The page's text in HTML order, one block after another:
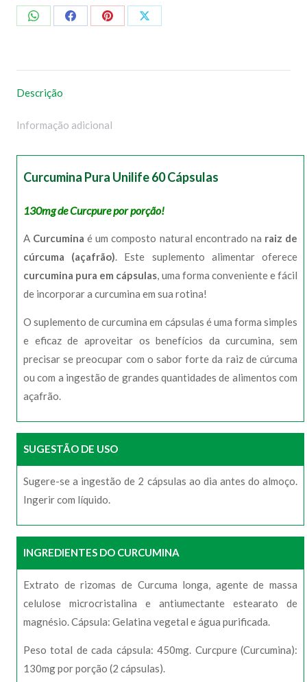
CompartilharCompartilharCompartilharCompartilhar
Descrição
Informação adicional
Curcumina Pura Unilife 60 Cápsulas
130mg de Curcpure por porção!
A Curcumina é um composto natural encontrado na raiz de
cúrcuma (açafrão). Este suplemento alimentar oferece
curcumina pura em cápsulas, uma forma conveniente e fácil
de incorporar a curcumina em sua rotina!
O suplemento de curcumina em cápsulas é uma forma simples
e eficaz de aproveitar os benefícios da curcumina, sem
precisar se preocupar com o sabor forte da raiz de cúrcuma
ou com a ingestão de grandes quantidades de alimentos com
açafrão.
SUGESTÃO DE USO
Sugere-se a ingestão de 2 cápsulas ao dia antes do almoço.
Ingerir com líquido.
INGREDIENTES DO CURCUMINA
Extrato de rizomas de Curcuma longa, agente de massa
celulose microcristalina e antiumectante estearato de
magnésio. Cápsula: Gelatina vegetal e água purificada.
Peso total de cada cápsula: 450mg. Curcpure (Curcumina):
130mg por porção (2 cápsulas).